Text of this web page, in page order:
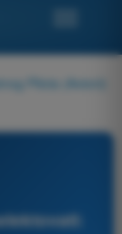
Pilota (Avioni)